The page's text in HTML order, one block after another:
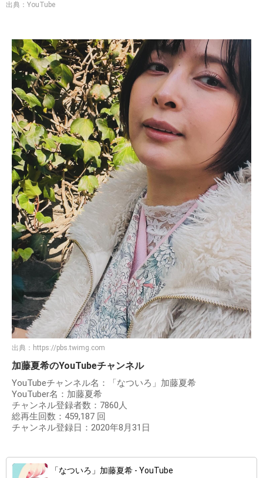
出典：YouTube
出典： https://pbs.twimg.com
加藤夏希のYouTubeチャンネル
YouTubeチャンネル名：「なついろ」加藤夏希
YouTuber名：加藤夏希
チャンネル登録者数：7860人
総再生回数：459,187 回
チャンネル登録日：2020年8月31日
「なついろ」加藤夏希 - YouTube